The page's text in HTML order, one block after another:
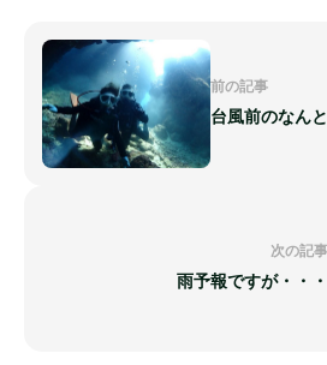
前の記事
台風前のなん
次の記事
雨予報ですが・・・